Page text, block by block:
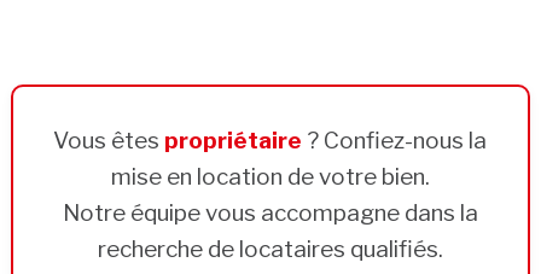
Vous êtes propriétaire ? Confiez-nous la
mise en location de votre bien.
Notre équipe vous accompagne dans la
recherche de locataires qualifiés.